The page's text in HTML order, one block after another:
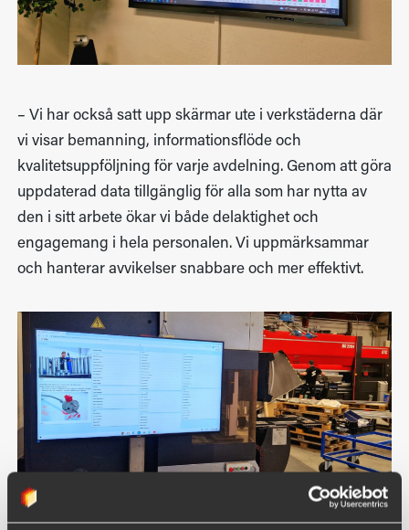
– Vi har också satt upp skärmar ute i verkstäderna där
vi visar bemanning, informationsflöde och
kvalitetsuppföljning för varje avdelning. Genom att göra
uppdaterad data tillgänglig för alla som har nytta av
den i sitt arbete ökar vi både delaktighet och
engagemang i hela personalen. Vi uppmärksammar
och hanterar avvikelser snabbare och mer effektivt.